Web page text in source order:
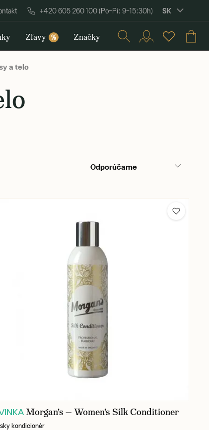
+420 605 260 100 (Po–Pi: 9–15:30h) SK
Zľavy % Značky
a telo
Odporúčame
Morgan's — Women's Silk Conditioner
kondicionér